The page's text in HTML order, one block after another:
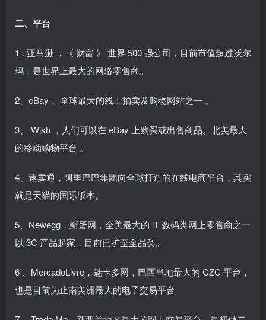
二、平台
1 . 亚马逊 ，《 财富 》 世界 500 强公司，目前市值超过沃尔
玛，是世界上最大的网络零售商。
2、eBay， 全球最大的线上拍卖及购物网站之一 。
3、 Wish ，人们可以在 eBay 上购买或出售商品。北美最大
的移动购物平台 。
4、速卖通，阿里巴巴集团向全球打造的在线电商平台，其实
就是天猫的国际版本。
5、Newegg，新蛋网，全美最大的 lT 数码类网上零售商之一
以 3C 产品起家，目前已扩至全品类。
6 、MercadoLivre，魅卡多网，巴西当地最大的 CZC 平台，
也是目前为止南美洲最大的电子交易平台